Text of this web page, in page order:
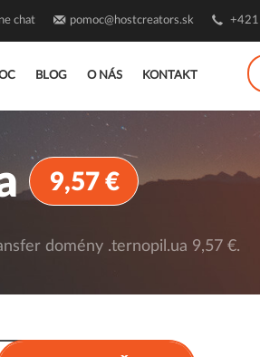
BLOG O NÁS KONTAKT
chat pomoc@hostcreators.sk +421
9,57 €
domény .ternopil.ua 9,57 €.